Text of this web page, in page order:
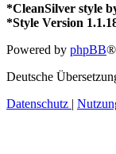
*CleanSilver style
*Style Version
Powered by phpBB®
Deutsche
Datenschutz |